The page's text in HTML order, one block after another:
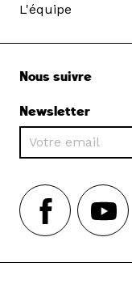
L'équipe
Nous suivre
Newsletter